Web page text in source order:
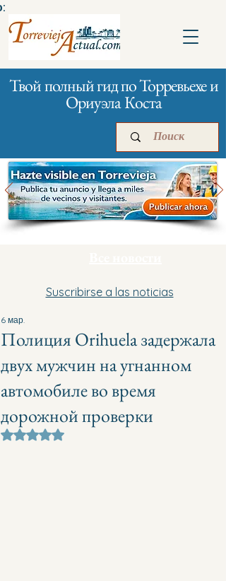
Твой полный гид по Торревьехе и
Ориуэла Коста
Главная Реклама
Suscribirse a las noticias
Полиция Orihuela задержала
двух мужчин на угнанном
автомобиле во время
дорожной проверки
6 мар.
Оценка: не число из 5 звезд.